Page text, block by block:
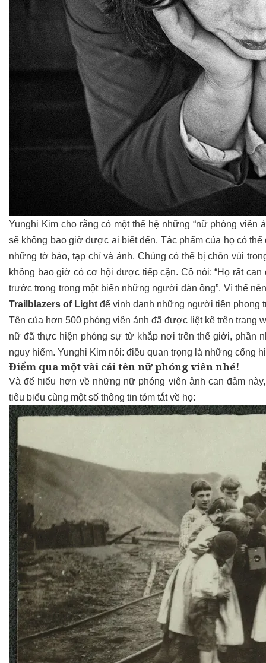
Yunghi Kim cho rằng có một thế hệ những “nữ phóng viên
sẽ không bao giờ được ai biết đến. Tác phẩm của họ có
những tờ báo, tạp chí và ảnh. Chúng có thể bị chôn vùi
không bao giờ có cơ hội được tiếp cận. Cô nói: “Họ rất
trước trong trong một biển những người đàn ông”. Vì thế
Trailblazers of Light để vinh danh những người tiên phong
Tên của hơn 500 phóng viên ảnh đã được liệt kê trên trang
nữ đã thực hiện phóng sự từ khắp nơi trên thế giới, phần
nguy hiểm. Yunghi Kim nói: điều quan trọng là những cống
Điểm qua một vài cái tên nữ phóng viên nhé!
Và để hiểu hơn về những nữ phóng viên ảnh can đảm
tiêu biểu cùng một số thông tin tóm tắt về họ: